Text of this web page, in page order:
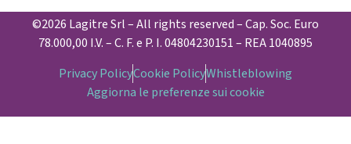
©2026 Lagitre Srl – All rights reserved – Cap. Soc. Euro
78.000,00 I.V. – C. F. e P. I. 04804230151 – REA 1040895
Privacy PolicyCookie PolicyWhistleblowing
Aggiorna le preferenze sui cookie